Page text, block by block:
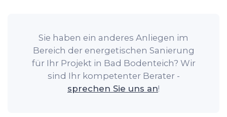
Sie haben ein anderes Anliegen im
Bereich der energetischen Sanierung
für Ihr Projekt in Bad Bodenteich? Wir
sind Ihr kompetenter Berater -
sprechen Sie uns an!